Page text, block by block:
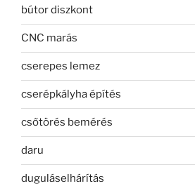
bútor diszkont
CNC marás
cserepes lemez
cserépkályha építés
csőtörés bemérés
daru
duguláselhárítás